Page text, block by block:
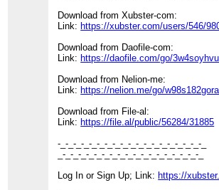
Download from Xubster-com:
Link: https://xubster.com/users/546/
Download from Daofile-com:
Link: https://daofile.com/go/
Download from Nelion-me:
Link: https://nelion.me/go/
Download from File-al:
Link: https://file.al/public/56284/31885
-_-_-_-_-_-_-_-_-_-_-_-_-_-_-_-_-_-_-_
_-_-_-_-_-_-_-_-_-_-_-_-_-_-_-_-_-_-_
Log In or Sign Up; Link: https://